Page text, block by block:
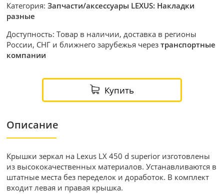
Категория:Запчасти/аксессуары LEXUS: Накладки
разные
Доступность: Товар в наличии, доставка в регионы
России, СНГ и ближнего зарубежья черезтранспортные
компании
Купить
Описание
Крышки зеркал на Lexus LX 450 d superior изготовлены
из высококачественных материалов. Устанавливаются в
штатные места без переделок и доработок. В комплект
входит левая и правая крышка.